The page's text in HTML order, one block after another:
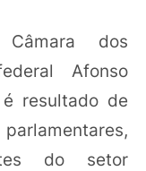
dos
Afonso
resultado de
do setor